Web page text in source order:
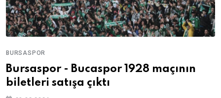
BURSASPOR
Bursaspor - Bucaspor 1928 maçının
biletleri satışa çıktı